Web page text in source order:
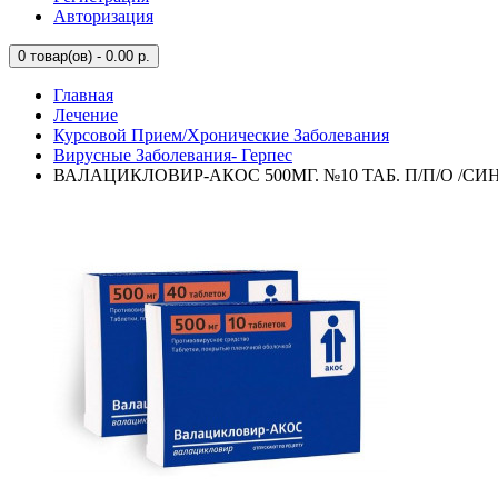
Авторизация
0 товар(ов) - 0.00 р.
Главная
Лечение
Курсовой Прием/Хронические Заболевания
Вирусные Заболевания- Герпес
ВАЛАЦИКЛОВИР-АКОС 500МГ. №10 ТАБ. П/П/О /